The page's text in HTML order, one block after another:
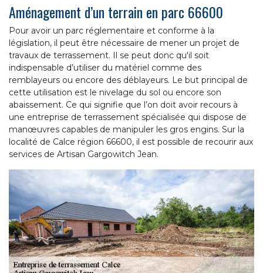
Aménagement d’un terrain en parc 66600
Pour avoir un parc réglementaire et conforme à la
législation, il peut être nécessaire de mener un projet de
travaux de terrassement. Il se peut donc qu'il soit
indispensable d’utiliser du matériel comme des
remblayeurs ou encore des déblayeurs. Le but principal de
cette utilisation est le nivelage du sol ou encore son
abaissement. Ce qui signifie que l’on doit avoir recours à
une entreprise de terrassement spécialisée qui dispose de
manœuvres capables de manipuler les gros engins. Sur la
localité de Calce région 66600, il est possible de recourir aux
services de Artisan Gargowitch Jean.